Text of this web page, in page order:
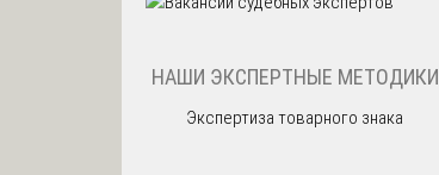
НАШИ ЭКСПЕРТНЫЕ МЕТОДИКИ
Экспертиза товарного знака